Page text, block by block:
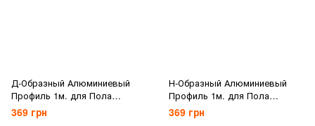
Д-Образный Алюминиевый
Профиль 1м. для Пола
Надувной Лодки
(соединительный стрингер)
369 грн
Н-Образный Алюминиевый
Профиль 1м. для Пола
Надувной Лодки
(соединительный стрингер)
369 грн